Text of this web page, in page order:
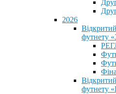
2026
футнету
футнету